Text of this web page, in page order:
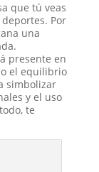
que tú veas
Por
una
presente en
el equilibrio
simbolizar
y el uso
te